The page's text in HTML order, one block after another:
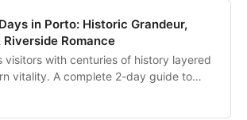
in Porto: Historic Grandeur,
Romance
visitors with centuries of history layered
vitality. A complete 2-day guide to